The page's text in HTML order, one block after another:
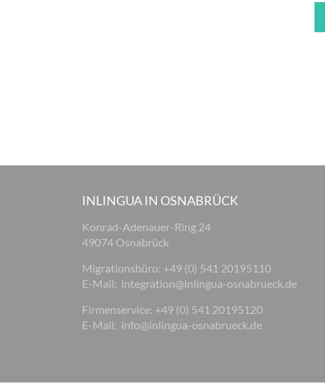
INLINGUA IN OSNABRÜCK
Konrad-Adenauer-Ring 24
49074 Osnabrück
Migrationsbüro: +49 (0) 541 20195110
E-Mail: integration@inlingua-osnabrueck.de
Firmenservice: +49 (0) 541 20195120
E-Mail: info@inlingua-osnabrueck.de